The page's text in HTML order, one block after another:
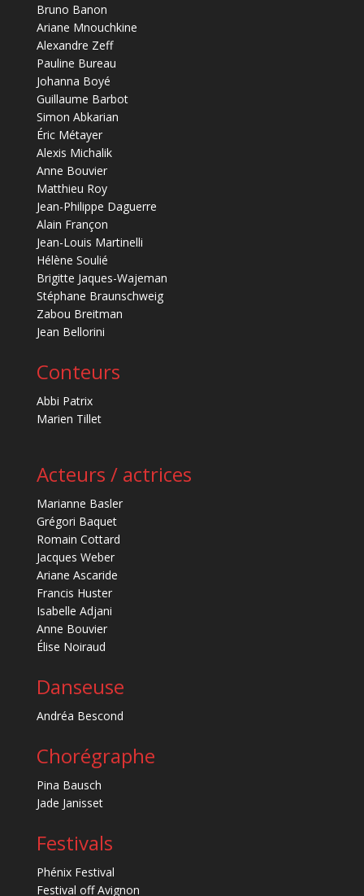
Bruno Banon
Ariane Mnouchkine
Alexandre Zeff
Pauline Bureau
Johanna Boyé
Guillaume Barbot
Simon Abkarian
Éric Métayer
Alexis Michalik
Anne Bouvier
Matthieu Roy
Jean-Philippe Daguerre
Alain Françon
Jean-Louis Martinelli
Hélène Soulié
Brigitte Jaques-Wajeman
Stéphane Braunschweig
Zabou Breitman
Jean Bellorini
Conteurs
Abbi Patrix
Marien Tillet
Acteurs / actrices
Marianne Basler
Grégori Baquet
Romain Cottard
Jacques Weber
Ariane Ascaride
Francis Huster
Isabelle Adjani
Anne Bouvier
Élise Noiraud
Danseuse
Andréa Bescond
Chorégraphe
Pina Bausch
Jade Janisset
Festivals
Phénix Festival
Festival off Avignon